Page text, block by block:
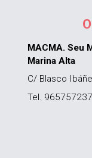
MACMA. Seu
Marina Alta
C/ Blasco
Tel.